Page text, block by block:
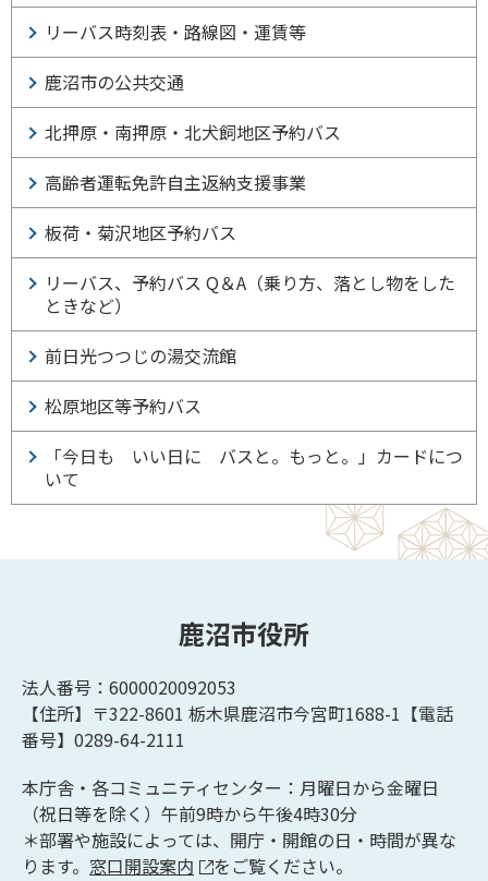
リーバス時刻表・路線図・運賃等
鹿沼市の公共交通
北押原・南押原・北犬飼地区予約バス
高齢者運転免許自主返納支援事業
板荷・菊沢地区予約バス
リーバス、予約バス Q＆A（乗り方、落とし物をした
ときなど）
前日光つつじの湯交流館
松原地区等予約バス
「今日も いい日に バスと。もっと。」カードにつ
いて
鹿沼市役所
法人番号：6000020092053
【住所】〒322-8601 栃木県鹿沼市今宮町1688-1【電話
番号】0289-64-2111
本庁舎・各コミュニティセンター：月曜日から金曜日
（祝日等を除く）午前9時から午後4時30分
＊部署や施設によっては、開庁・開館の日・時間が異な
ります。 窓口開設案内 をご覧ください。